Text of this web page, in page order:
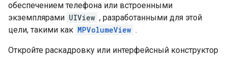
обеспечением телефона или встроенными
экземплярами UIView , разработанными для этой
цели, такими как MPVolumeView .
Откройте раскадровку или интерфейсный конструктор